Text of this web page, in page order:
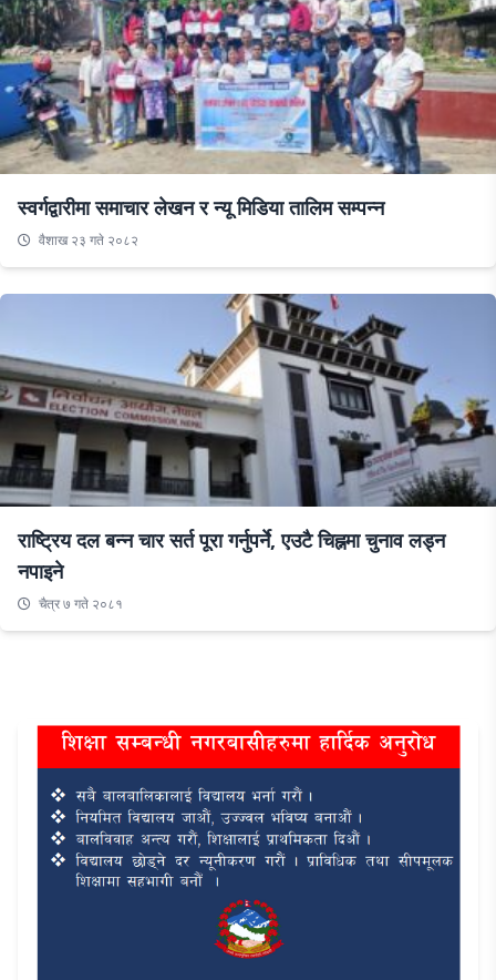
स्वर्गद्वारीमा समाचार लेखन र न्यू मिडिया तालिम सम्पन्न
वैशाख २३ गते २०८२
राष्ट्रिय दल बन्न चार सर्त पूरा गर्नुपर्ने, एउटै चिह्नमा चुनाव लड्न
नपाइने
चैत्र ७ गते २०८१